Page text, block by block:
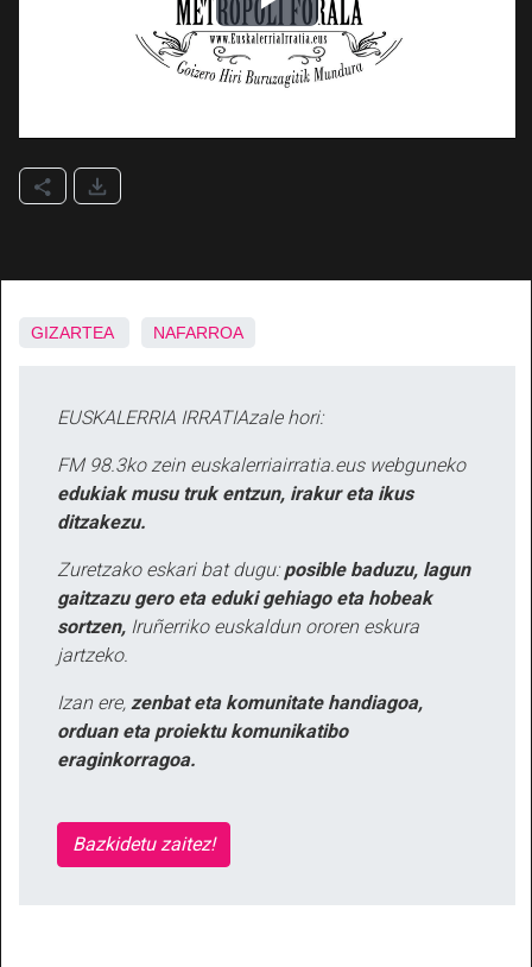
GIZARTEA NAFARROA
EUSKALERRIA IRRATIAzale hori:
FM 98.3ko zein euskalerriairratia.eus webguneko
edukiak musu truk entzun, irakur eta ikus
ditzakezu.
Zuretzako eskari bat dugu: posible baduzu, lagun
gaitzazu gero eta eduki gehiago eta hobeak
sortzen, Iruñerriko euskaldun ororen eskura
jartzeko.
Izan ere, zenbat eta komunitate handiagoa,
orduan eta proiektu komunikatibo
eraginkorragoa.
Bazkidetu zaitez!